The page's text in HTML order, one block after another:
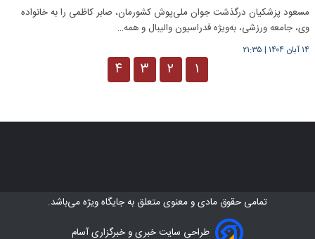
مسعود پزشکیان درگذشت جوان ملی‌پوش کشورمان، صابر کاظمی را به خانواده
وی، جامعه ورزشی، به‌ویژه فدراسیون والیبال و همه…
۱۴ آبان ۱۴۰۴ | ۲۱:۳۵
۱ ۲ ۳ ۴
تمامی حقوق مادی و معنوی متعلق بهجایگاه ویژهمی‌باشد.
طراحی سایت خبری و خبرگزاری آسام